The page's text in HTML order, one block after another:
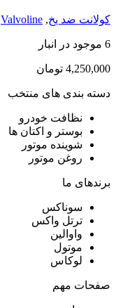
کولانت ضد یخ,
Valvoline
6 موجود در انبار
4,250,000 تومان
دسته بندی های منتخب
نظافت خودرو
بوستر و اکتان ها
شوینده موتور
روغن موتور
برندهای ما
سوناکس
ترتل واکس
واوالین
موتول
لوکاس
صفحات مهم